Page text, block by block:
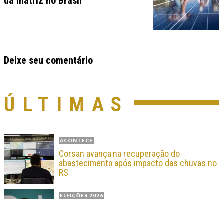
Deixe seu comentário
ÚLTIMAS
ACONTECE
Corsan avança na recuperação do
abastecimento após impacto das chuvas no
RS
ELEIÇÕES 2026